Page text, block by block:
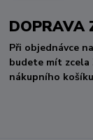
Při objednávce
budete mít zcela
nákupního